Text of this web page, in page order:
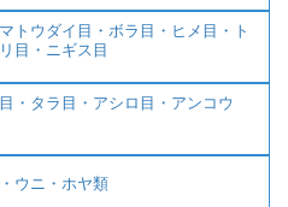
トウダイ目・ボラ目・ヒメ目・ト
目・ニギス目
・タラ目・アシロ目・アンコウ
ウニ・ホヤ類